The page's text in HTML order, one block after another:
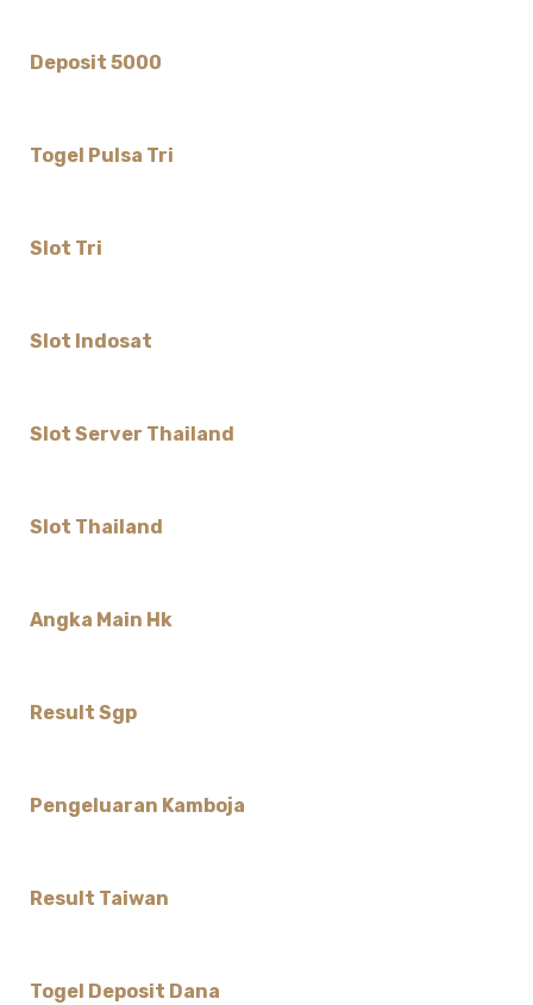
Deposit 5000
Togel Pulsa Tri
Slot Tri
Slot Indosat
Slot Server Thailand
Slot Thailand
Angka Main Hk
Result Sgp
Pengeluaran Kamboja
Result Taiwan
Togel Deposit Dana